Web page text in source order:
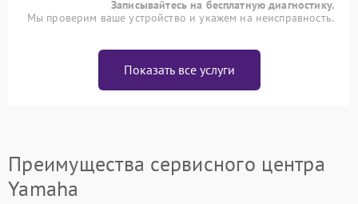
Записывайтесь на бесплатную диагностику.
Мы проверим ваше устройство и укажем на неисправность.
Показать все услуги
Преимущества сервисного центра
Yamaha